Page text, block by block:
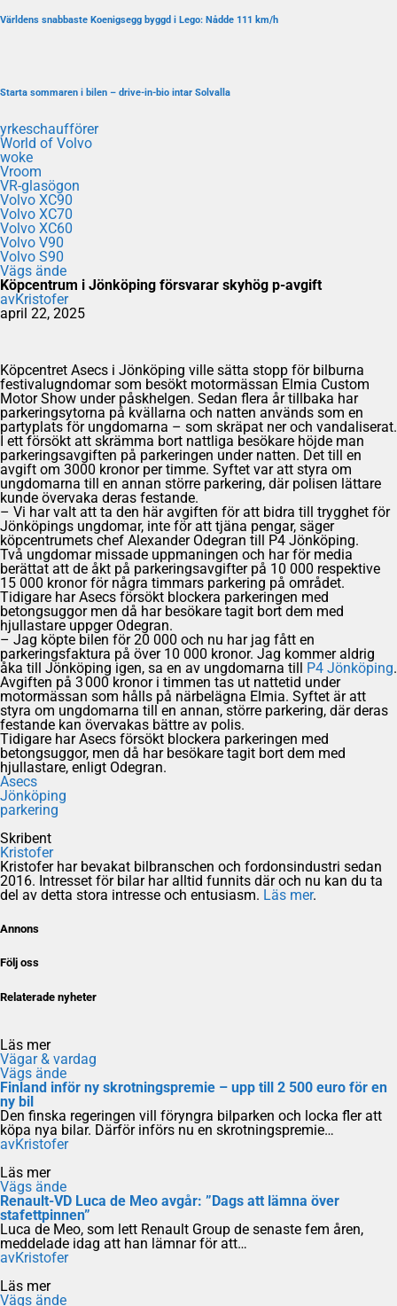
Världens snabbaste Koenigsegg byggd i Lego: Nådde 111 km/h
Starta sommaren i bilen – drive-in-bio intar Solvalla
yrkeschaufförer
World of Volvo
woke
Vroom
VR-glasögon
Volvo XC90
Volvo XC70
Volvo XC60
Volvo V90
Volvo S90
Vägs ände
Köpcentrum i Jönköping försvarar skyhög p-avgift
avKristofer
april 22, 2025
Köpcentret Asecs i Jönköping ville sätta stopp för bilburna
festivalugndomar som besökt motormässan Elmia Custom
Motor Show under påskhelgen. Sedan flera år tillbaka har
parkeringsytorna på kvällarna och natten används som en
partyplats för ungdomarna – som skräpat ner och vandaliserat.
I ett försökt att skrämma bort nattliga besökare höjde man
parkeringsavgiften på parkeringen under natten. Det till en
avgift om 3000 kronor per timme. Syftet var att styra om
ungdomarna till en annan större parkering, där polisen lättare
kunde övervaka deras festande.
– Vi har valt att ta den här avgiften för att bidra till trygghet för
Jönköpings ungdomar, inte för att tjäna pengar, säger
köpcentrumets chef Alexander Odegran till P4 Jönköping.
Två ungdomar missade uppmaningen och har för media
berättat att de åkt på parkeringsavgifter på 10 000 respektive
15 000 kronor för några timmars parkering på området.
Tidigare har Asecs försökt blockera parkeringen med
betongsuggor men då har besökare tagit bort dem med
hjullastare uppger Odegran.
– Jag köpte bilen för 20 000 och nu har jag fått en
parkeringsfaktura på över 10 000 kronor. Jag kommer aldrig
åka till Jönköping igen, sa en av ungdomarna till P4 Jönköping.
Avgiften på 3 000 kronor i timmen tas ut nattetid under
motormässan som hålls på närbelägna Elmia. Syftet är att
styra om ungdomarna till en annan, större parkering, där deras
festande kan övervakas bättre av polis.
Tidigare har Asecs försökt blockera parkeringen med
betongsuggor, men då har besökare tagit bort dem med
hjullastare, enligt Odegran.
Asecs
Jönköping
parkering
Skribent
Kristofer
Kristofer har bevakat bilbranschen och fordonsindustri sedan
2016. Intresset för bilar har alltid funnits där och nu kan du ta
del av detta stora intresse och entusiasm. Läs mer.
Annons
Följ oss
Relaterade nyheter
Läs mer
Vägar & vardag
Vägs ände
Finland inför ny skrotningspremie – upp till 2 500 euro för en
ny bil
Den finska regeringen vill föryngra bilparken och locka fler att
köpa nya bilar. Därför införs nu en skrotningspremie…
avKristofer
Läs mer
Vägs ände
Renault-VD Luca de Meo avgår: ”Dags att lämna över
stafettpinnen”
Luca de Meo, som lett Renault Group de senaste fem åren,
meddelade idag att han lämnar för att…
avKristofer
Läs mer
Vägs ände